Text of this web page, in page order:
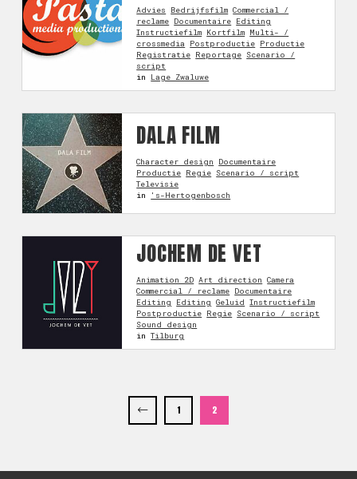
Advies Bedrijfsfilm Commercial /
reclame Documentaire Editing
Instructiefilm Kortfilm Multi- /
crossmedia
Postproductie Productie
Registratie Reportage Scenario /
script
in Lage Zwaluwe
DALA FILM
Character design
Documentaire
Productie Regie Scenario / script
Televisie
in
's-Hertogenbosch
JOCHEM DE VET
Animation 2D Art direction Camera
Commercial / reclame Documentaire
Editing
Editing Geluid Instructiefilm
Postproductie Regie Scenario / script
Sound design
inTilburg
1 2